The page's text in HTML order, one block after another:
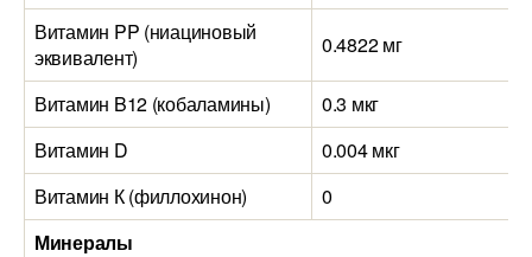
Витамин PP (ниациновый
эквивалент)
0.4822 мг
Витамин B12 (кобаламины)
0.3 мкг
Витамин D
0.004 мкг
Витамин К (филлохинон)
0
Минералы